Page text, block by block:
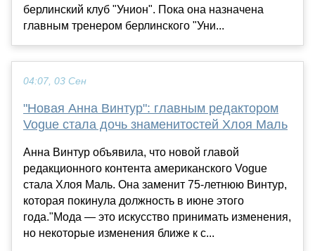
берлинский клуб "Унион". Пока она назначена
главным тренером берлинского "Уни...
04:07, 03 Сен
"Новая Анна Винтур": главным редактором
Vogue стала дочь знаменитостей Хлоя Маль
Анна Винтур объявила, что новой главой
редакционного контента американского Vogue
стала Хлоя Маль. Она заменит 75-летнюю Винтур,
которая покинула должность в июне этого
года."Мода — это искусство принимать изменения,
но некоторые изменения ближе к с...